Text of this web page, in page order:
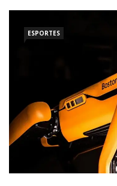
ESPORTES